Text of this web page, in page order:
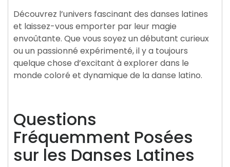
Découvrez l’univers fascinant des danses latines
et laissez-vous emporter par leur magie
envoûtante. Que vous soyez un débutant curieux
ou un passionné expérimenté, il y a toujours
quelque chose d’excitant à explorer dans le
monde coloré et dynamique de la danse latino.
Questions
Fréquemment Posées
sur les Danses Latines